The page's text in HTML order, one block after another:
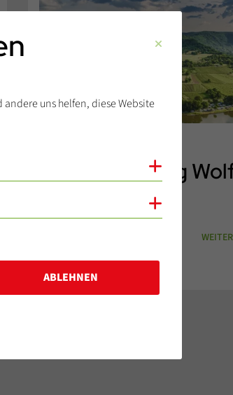
Mosel Camping
uns helfen, diese Website
ABLEHNEN